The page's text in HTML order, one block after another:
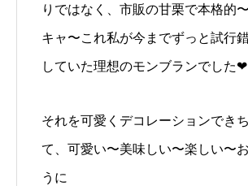
りではなく、市販の甘栗で本格的〜
キャ〜これ私が今までずっと試行
していた理想のモンブランでした❤︎
それを可愛くデコレーションでき
て、可愛い〜美味しい〜楽しい〜
うに